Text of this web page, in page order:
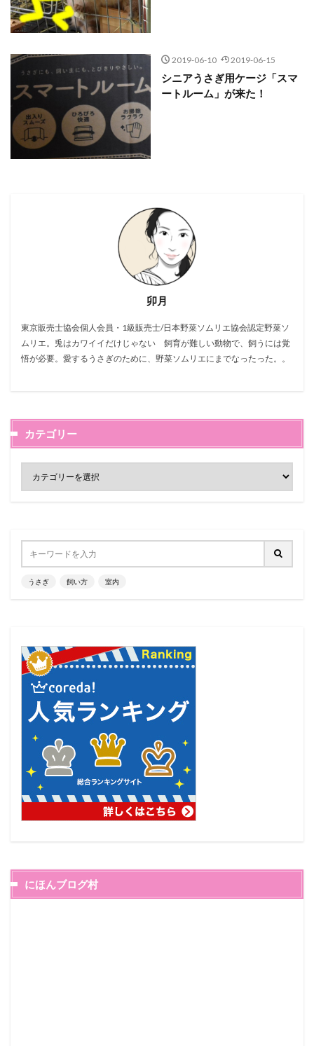
2019-06-10 2019-06-15
シニアうさぎ用ケージ「スマ
ートルーム」が来た！
卯月
東京販売士協会個人会員・1級販売士/日本野菜ソムリエ協会認定野菜ソ
ムリエ。兎はカワイイだけじゃない 飼育が難しい動物で、飼うには覚
悟が必要。愛するうさぎのために、野菜ソムリエにまでなったった。。
カテゴリー
うさぎ 飼い方 室内
にほんブログ村